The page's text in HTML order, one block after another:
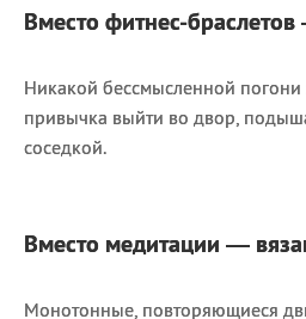
Вместо фитнес-
Никакой бессмысленной
привычка выйти во двор,
соседкой.
Вместо медитации —
Монотонные, повторяющиеся